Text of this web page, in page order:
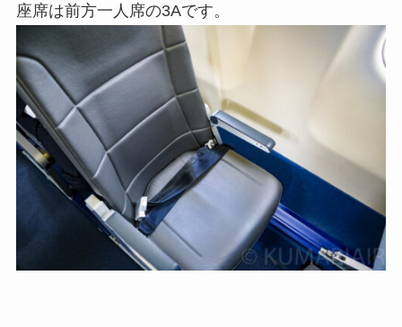
座席は前方一人席の3Aです。